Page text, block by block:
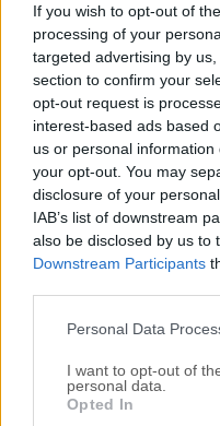
If you wish to opt-out of
processing of your
targeted advertising by
section to confirm your
opt-out request is
interest-based ads based
us or personal
your opt-out. You may
disclosure of your
IAB’s list of downstream
also be disclosed by us to
Downstream Participants
Please note that this
not limited to your visit or
grant or deny consent to
use your data for below
Personal Data
I want to opt-out of
personal data.
Opted In
ΠΟΔΟΣΦΑΙΡΟ ΑΕΚ
Με αυτόν τον αριθμό
ΑΕΚ!